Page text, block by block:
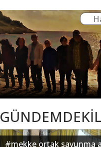
#mekke ortak savunma